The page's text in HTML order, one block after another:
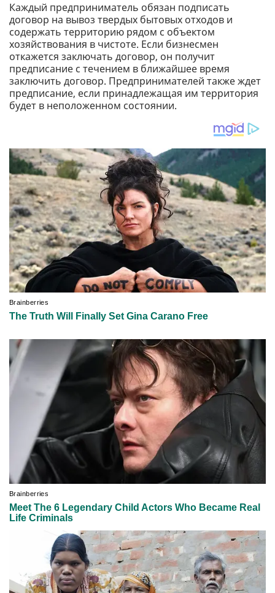
Каждый предприниматель обязан подписать
договор на вывоз твердых бытовых отходов и
содержать территорию рядом с объектом
хозяйствования в чистоте. Если бизнесмен
откажется заключать договор, он получит
предписание с течением в ближайшее время
заключить договор. Предпринимателей также ждет
предписание, если принадлежащая им территория
будет в неположенном состоянии.